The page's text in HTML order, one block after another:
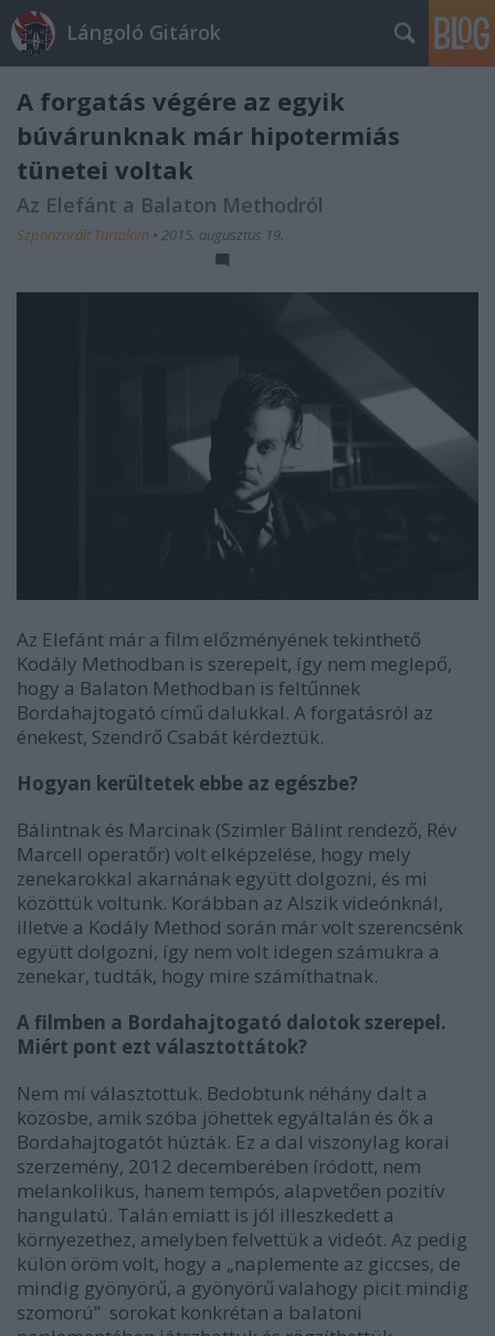
Lángoló Gitárok
A forgatás végére az egyik
búvárunknak már hipotermiás
tünetei voltak
Az Elefánt a Balaton Methodról
Szponzorált Tartalom • 2015. augusztus 19.
Az Elefánt már a film előzményének tekinthető
Kodály Methodban is szerepelt, így nem meglepő,
hogy a Balaton Methodban is feltűnnek
Bordahajtogató című dalukkal. A forgatásról az
énekest, Szendrő Csabát kérdeztük.
Hogyan kerültetek ebbe az egészbe?
Bálintnak és Marcinak (Szimler Bálint rendező, Rév
Marcell operatőr) volt elképzelése, hogy mely
zenekarokkal akarnának együtt dolgozni, és mi
közöttük voltunk. Korábban az Alszik videónknál,
illetve a Kodály Method során már volt szerencsénk
együtt dolgozni, így nem volt idegen számukra a
zenekar, tudták, hogy mire számíthatnak.
A filmben a Bordahajtogató dalotok szerepel.
Miért pont ezt választottátok?
Nem mi választottuk. Bedobtunk néhány dalt a
közösbe, amik szóba jöhettek egyáltalán és ők a
Bordahajtogatót húzták. Ez a dal viszonylag korai
szerzemény, 2012 decemberében íródott, nem
melankolikus, hanem tempós, alapvetően pozitív
hangulatú. Talán emiatt is jól illeszkedett a
környezethez, amelyben felvettük a videót. Az pedig
külön öröm volt, hogy a „naplemente az giccses, de
mindig gyönyörű, a gyönyörű valahogy picit mindig
szomorú” sorokat konkrétan a balatoni